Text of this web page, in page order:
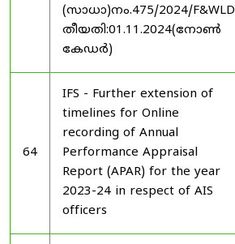
(സാധാ)നം.475/2024/F&WLD
തീയതി:01.11.2024(നോൺ
കേഡർ)
64
IFS - Further extension of
timelines for Online
recording of Annual
Performance Appraisal
Report (APAR) for the year
2023-24 in respect of AIS
officers